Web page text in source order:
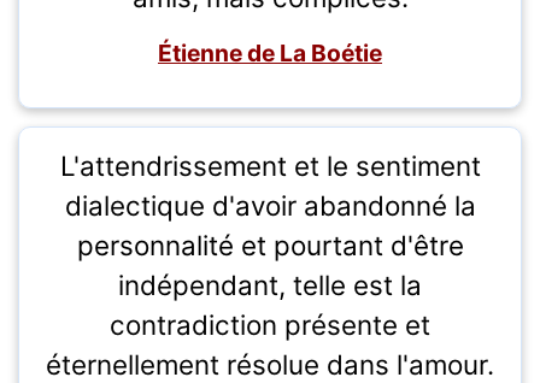
Étienne de La Boétie
L'attendrissement et le sentiment
dialectique d'avoir abandonné la
personnalité et pourtant d'être
indépendant, telle est la
contradiction présente et
éternellement résolue dans l'amour.